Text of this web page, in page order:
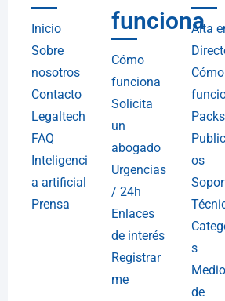
Inicio
Sobre
nosotros
Contacto
Legaltech
FAQ
Inteligenci
a artificial
Prensa
funciona
Cómo
funciona
Solicita
un
abogado
Urgencias
/ 24h
Enlaces
de interés
Registrar
me
Alta
Cómo
Packs
os
s
de